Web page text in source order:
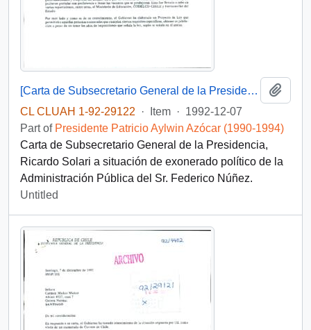
[Carta de Subsecretario General de la Presidencia a situación de exonerado político]
CL CLUAH 1-92-29122
· Item · 1992-12-07
Part of Presidente Patricio Aylwin Azócar (1990-1994)
Carta de Subsecretario General de la Presidencia,
Ricardo Solari a situación de exonerado político de la
Administración Pública del Sr. Federico Núñez.
Untitled